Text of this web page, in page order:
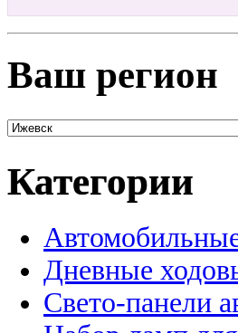
Ваш регион
Категории
Дневные
Свето-панели